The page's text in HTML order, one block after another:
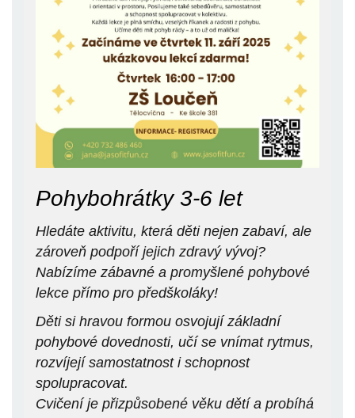
Pohybohrátky 3-6 let
Hledáte aktivitu, která děti nejen zabaví, ale
zároveň podpoří jejich zdravý vývoj?
Nabízíme zábavné a promyšlené pohybové
lekce přímo pro předškoláky!
Děti si hravou formou osvojují základní
pohybové dovednosti, učí se vnímat rytmus,
rozvíjejí samostatnost i schopnost
spolupracovat.
Cvičení je přizpůsobené věku dětí a probíhá